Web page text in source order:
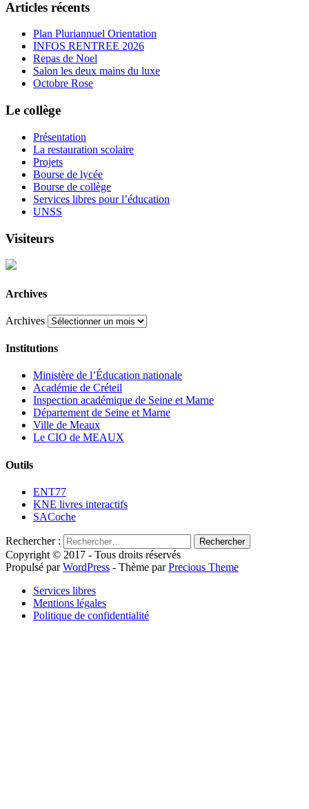
Articles récents
Plan Pluriannuel Orientation
INFOS RENTREE 2026
Repas de Noel
Salon les deux mains du luxe
Octobre Rose
Le collège
Présentation
La restauration scolaire
Projets
Bourse de lycée
Bourse de collège
Services libres pour l’éducation
UNSS
Visiteurs
Archives
Archives
Institutions
Ministère de l’Éducation nationale
Académie de Créteil
Inspection académique de Seine et Marne
Département de Seine et Marne
Ville de Meaux
Le CIO de MEAUX
Outils
ENT77
KNE livres interactifs
SACoche
Rechercher :
Copyright © 2017 - Tous droits réservés
Propulsé parWordPress - Thème parPrecious Theme
Services libres
Mentions légales
Politique de confidentialité